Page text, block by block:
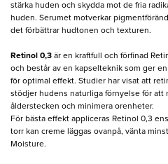
stärka huden och skydda mot de fria
huden. Serumet motverkar
det förbättrar hudtonen och texturen.
Retinol 0,3 är en kraftfull och förfinad
och består av en kapselteknik som ger
för optimal effekt. Studier har visat att
stödjer hudens naturliga förnyelse för att
ålderstecken och minimera orenheter.
För bästa effekt appliceras Retinol 0,3
torr kan creme läggas ovanpå, vänta
Moisture.